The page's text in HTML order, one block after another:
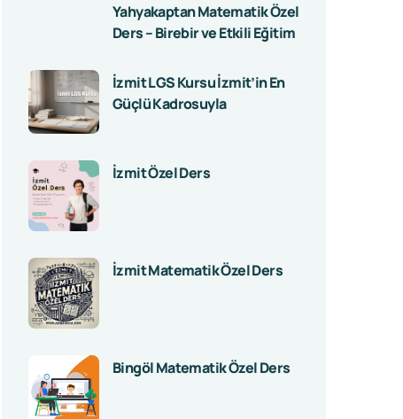
Yahyakaptan Matematik Özel
Ders – Birebir ve Etkili Eğitim
İzmit LGS Kursu İzmit’in En
Güçlü Kadrosuyla
İzmit Özel Ders
İzmit Matematik Özel Ders
Bingöl Matematik Özel Ders